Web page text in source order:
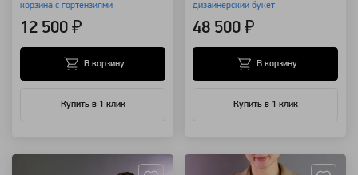
корзина с гортензиями
12 500 ₽
Купить в 1 клик
В корзину
дизайнерский букет
48 500 ₽
Купить в 1 клик
В корзину